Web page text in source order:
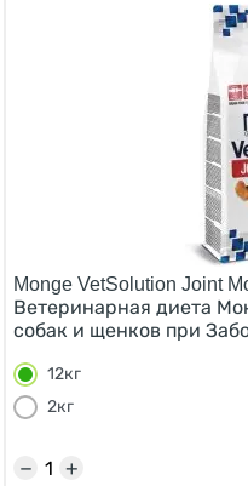
Monge VetSolution Joint
Ветеринарная диета
собак и щенков при
12кг
2кг
+
−